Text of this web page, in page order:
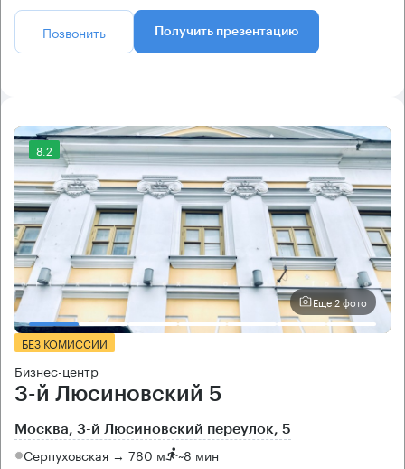
Позвонить Получить презентацию
8.2
Еще 2 фото
БЕЗ КОМИССИИ
Бизнес-центр
3-й Люсиновский 5
Москва, 3-й Люсиновский переулок, 5
Серпуховская → 780 м ~8 мин